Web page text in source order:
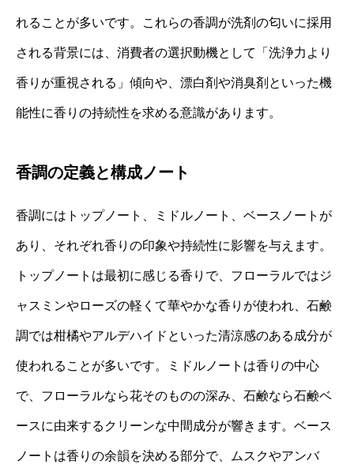
れることが多いです。これらの香調が洗剤の匂いに採用
される背景には、消費者の選択動機として「洗浄力より
香りが重視される」傾向や、漂白剤や消臭剤といった機
能性に香りの持続性を求める意識があります。
香調の定義と構成ノート
香調にはトップノート、ミドルノート、ベースノートが
あり、それぞれ香りの印象や持続性に影響を与えます。
トップノートは最初に感じる香りで、フローラルではジ
ャスミンやローズの軽くて華やかな香りが使われ、石鹸
調では柑橘やアルデハイドといった清涼感のある成分が
使われることが多いです。ミドルノートは香りの中心
で、フローラルなら花そのものの深み、石鹸なら石鹸ベ
ースに由来するクリーンな中間成分が響きます。ベース
ノートは香りの余韻を決める部分で、ムスクやアンバ